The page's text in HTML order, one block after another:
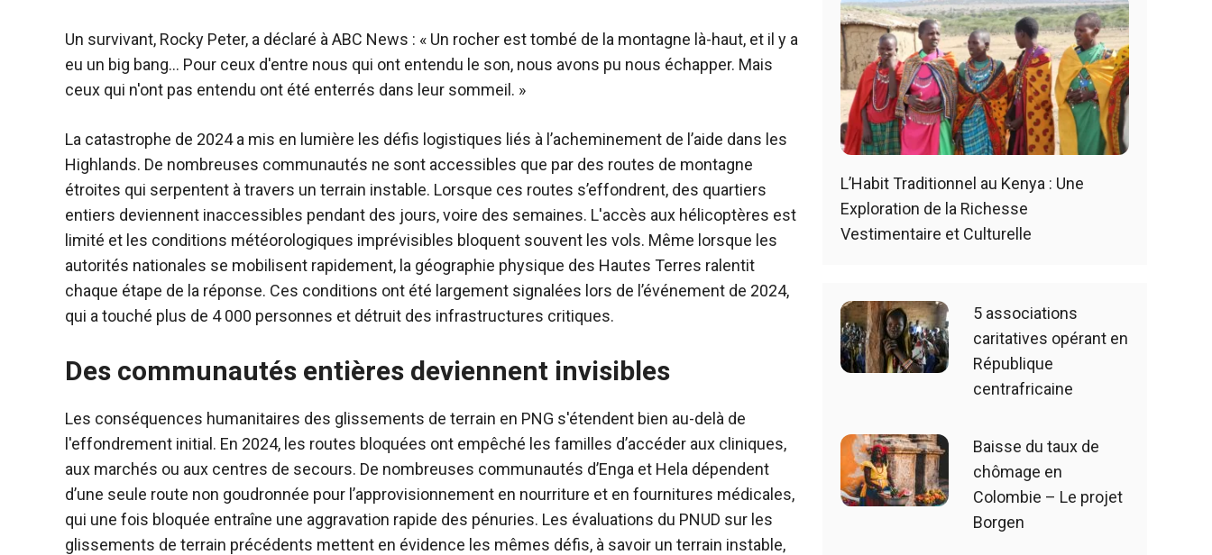
Un survivant, Rocky Peter, a déclaré à ABC News : « Un rocher est tombé de la montagne là-haut, et il y a
eu un big bang… Pour ceux d'entre nous qui ont entendu le son, nous avons pu nous échapper. Mais
ceux qui n'ont pas entendu ont été enterrés dans leur sommeil. »
La catastrophe de 2024 a mis en lumière les défis logistiques liés à l’acheminement de l’aide dans les
Highlands. De nombreuses communautés ne sont accessibles que par des routes de montagne
étroites qui serpentent à travers un terrain instable. Lorsque ces routes s’effondrent, des quartiers
entiers deviennent inaccessibles pendant des jours, voire des semaines. L'accès aux hélicoptères est
limité et les conditions météorologiques imprévisibles bloquent souvent les vols. Même lorsque les
autorités nationales se mobilisent rapidement, la géographie physique des Hautes Terres ralentit
chaque étape de la réponse. Ces conditions ont été largement signalées lors de l’événement de 2024,
qui a touché plus de 4 000 personnes et détruit des infrastructures critiques.
Des communautés entières deviennent invisibles
Les conséquences humanitaires des glissements de terrain en PNG s'étendent bien au-delà de
l'effondrement initial. En 2024, les routes bloquées ont empêché les familles d’accéder aux cliniques,
aux marchés ou aux centres de secours. De nombreuses communautés d’Enga et Hela dépendent
d’une seule route non goudronnée pour l’approvisionnement en nourriture et en fournitures médicales,
qui une fois bloquée entraîne une aggravation rapide des pénuries. Les évaluations du PNUD sur les
glissements de terrain précédents mettent en évidence les mêmes défis, à savoir un terrain instable,
L’Habit Traditionnel au Kenya : Une
Exploration de la Richesse
Vestimentaire et Culturelle
5 associations
caritatives opérant en
République
centrafricaine
Baisse du taux de
chômage en
Colombie – Le projet
Borgen